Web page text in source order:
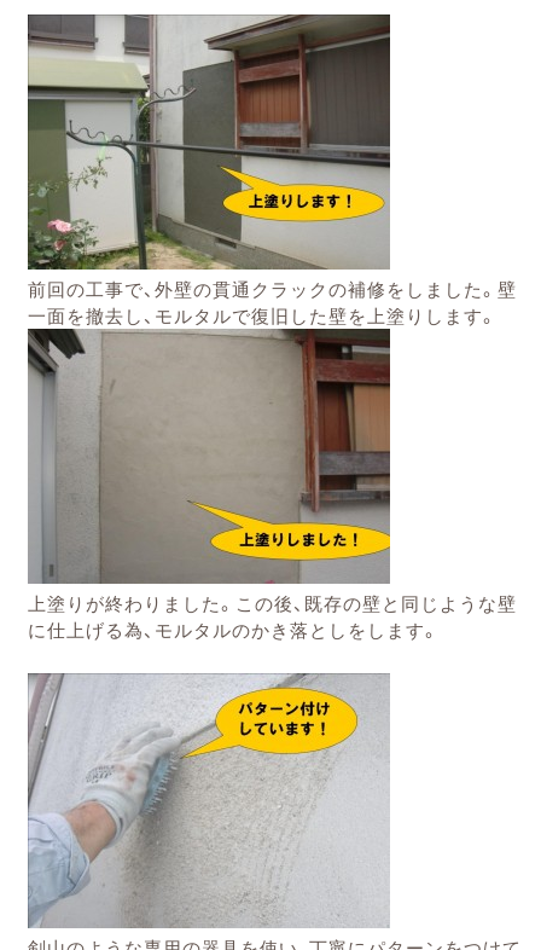
前回の工事で、外壁の貫通クラックの補修をしました。壁
一面を撤去し、モルタルで復旧した壁を上塗りします。
上塗りが終わりました。この後、既存の壁と同じような壁
に仕上げる為、モルタルのかき落としをします。